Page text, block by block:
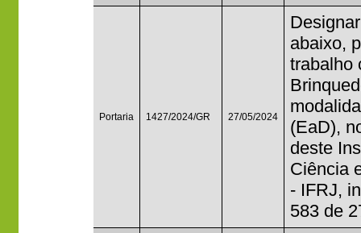
Portaria 1427/2024/GR 27/05/2024
abaixo,
trabalho
(EaD),
deste
Ciência
- IFRJ,
583 de